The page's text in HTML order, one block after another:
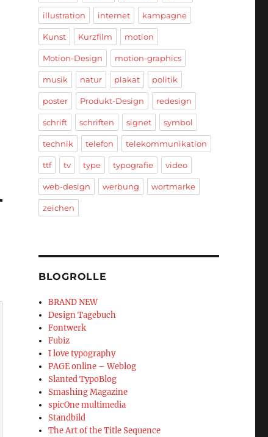
illustration internet kampagne
Kunst Kurzfilm motion
Motion-Design motion-graphics
musik natur plakat politik
poster Produkt-Design redesign
schrift schriften signet symbol
technik telefon telekommunikation
ttf tv type typografie video
web-design werbung wortmarke
zeichen
BLOGROLLE
BRAND NEW
Design Tagebuch
Fontwerk
Fubiz
I love typography
PAGE online – Weblog
Slanted TypoBlog
Smashing Magazine
spicOne multimedia
Standbild
The Art of the Title Sequence